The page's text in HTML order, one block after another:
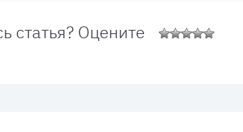
статья? Оцените